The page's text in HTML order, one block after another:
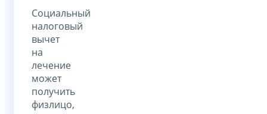
Социальный
налоговый
вычет
на
лечение
может
получить
физлицо,